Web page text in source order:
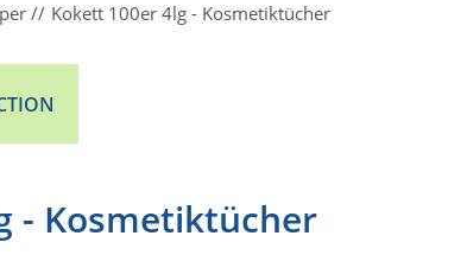
Kokett 100er 4lg - Kosmetiktücher
- Kosmetiktücher